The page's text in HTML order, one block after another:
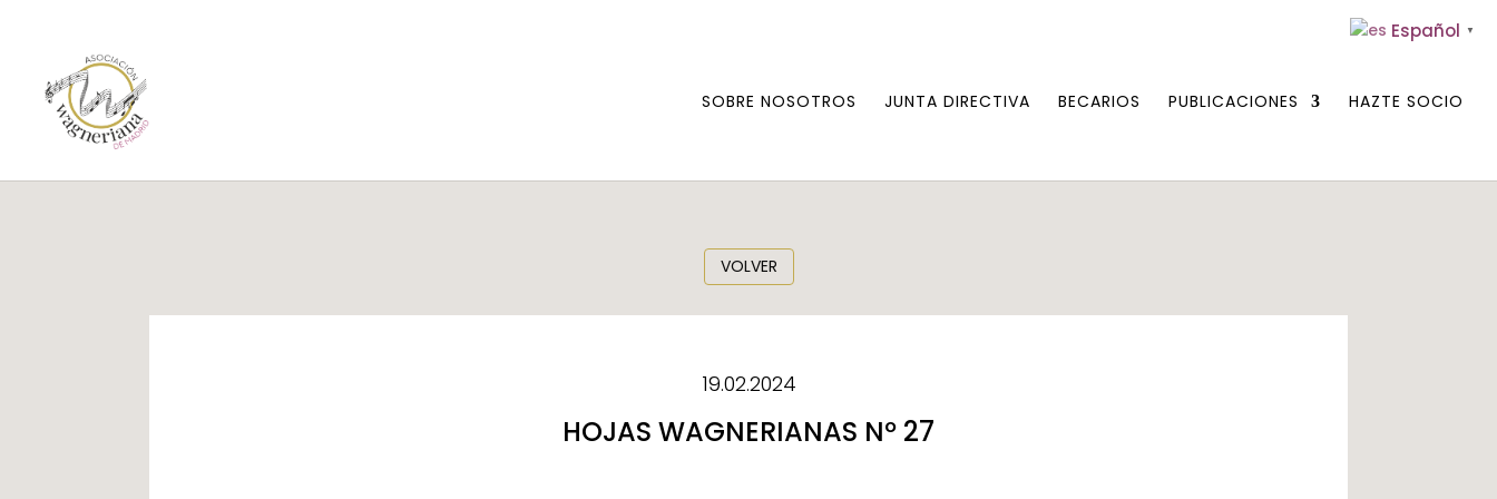
SOBRE NOSOTROS JUNTA DIRECTIVA BECARIOS PUBLICACIONES HAZTE SOCIO
VOLVER
19.02.2024
HOJAS WAGNERIANAS Nº 27
Español ▼